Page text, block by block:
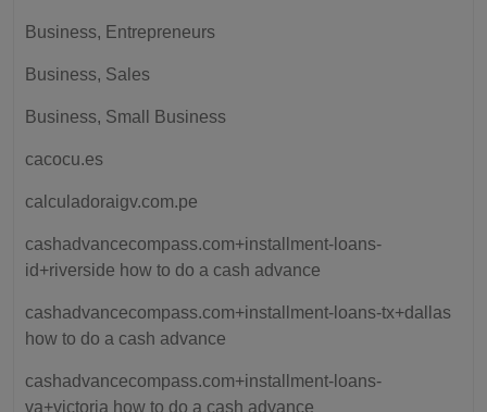
Business, Entrepreneurs
Business, Sales
Business, Small Business
cacocu.es
calculadoraigv.com.pe
cashadvancecompass.com+installment-loans-
id+riverside how to do a cash advance
cashadvancecompass.com+installment-loans-tx+dallas
how to do a cash advance
cashadvancecompass.com+installment-loans-
va+victoria how to do a cash advance